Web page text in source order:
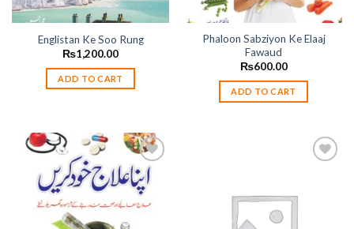
Englistan Ke Soo Rung
₨1,200.00
ADD TO CART
Phaloon Sabziyon Ke Elaaj
Fawaud
₨600.00
ADD TO CART
Add to
wishlist